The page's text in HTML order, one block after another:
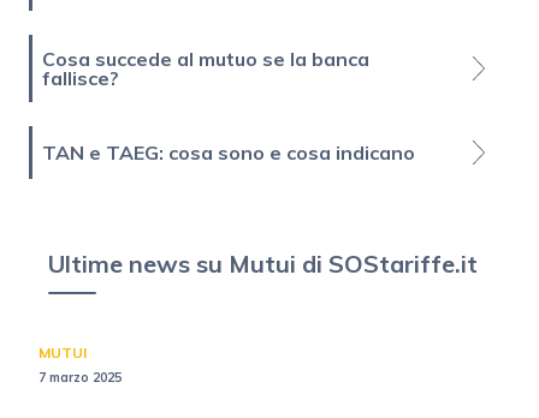
Cosa succede al mutuo se la banca
fallisce?
TAN e TAEG: cosa sono e cosa indicano
Ultime news su Mutui di SOStariffe.it
MUTUI
7 marzo 2025